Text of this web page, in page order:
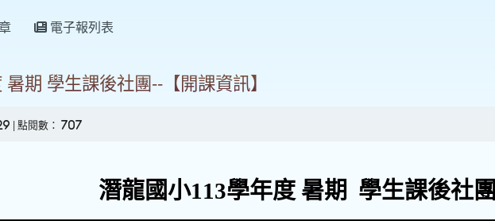
電子報列表
期 學生課後社團--【開課資訊】
| 點閱數： 707
潛龍國小113學年度 暑期 學生課後社